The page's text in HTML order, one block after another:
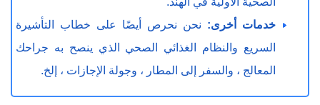
خدمات أخرى: نحن نحرص أيضًا على خطاب التأشيرة
السريع والنظام الغذائي الصحي الذي ينصح به جراحك
المعالج ، والسفر إلى المطار ، وجولة الإجازات ، إلخ.